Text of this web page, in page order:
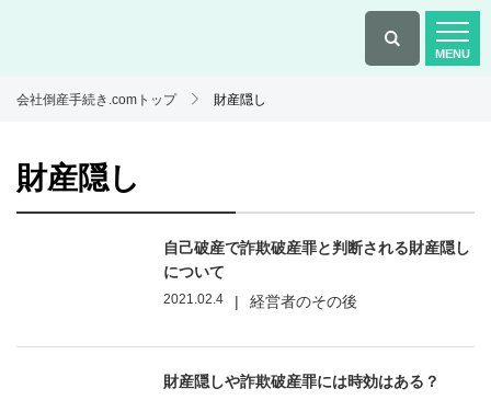
会社倒産手続き.comトップ 財産隠し
財産隠し
自己破産で詐欺破産罪と判断される財産隠し
について
2021.02.4 | 経営者のその後
財産隠しや詐欺破産罪には時効はある？